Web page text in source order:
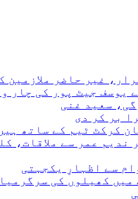
غیر حاضر ملازمین
بر کر دی
عمر سے ملاقات،
سے اظہارِ یکجہتی
کھیلوں کی